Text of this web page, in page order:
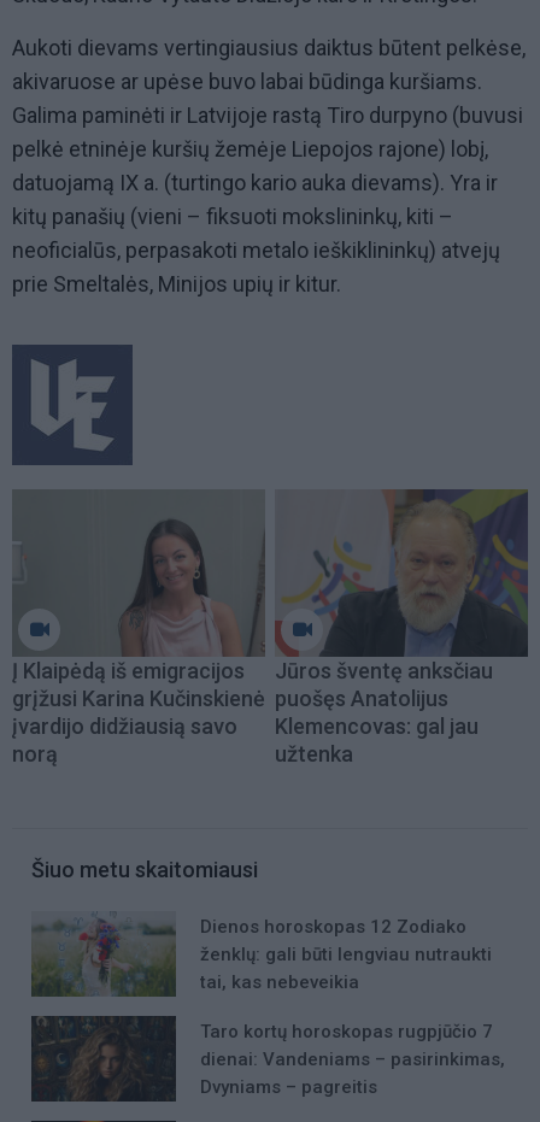
Aukoti dievams vertingiausius daiktus būtent pelkėse,
akivaruose ar upėse buvo labai būdinga kuršiams.
Galima paminėti ir Latvijoje rastą Tiro durpyno (buvusi
pelkė etninėje kuršių žemėje Liepojos rajone) lobį,
datuojamą IX a. (turtingo kario auka dievams). Yra ir
kitų panašių (vieni – fiksuoti mokslininkų, kiti –
neoficialūs, perpasakoti metalo ieškiklininkų) atvejų
prie Smeltalės, Minijos upių ir kitur.
Į Klaipėdą iš emigracijos
grįžusi Karina Kučinskienė
įvardijo didžiausią savo
norą
Jūros šventę anksčiau
puošęs Anatolijus
Klemencovas: gal jau
užtenka
Šiuo metu skaitomiausi
Dienos horoskopas 12 Zodiako
ženklų: gali būti lengviau nutraukti
tai, kas nebeveikia
Taro kortų horoskopas rugpjūčio 7
dienai: Vandeniams – pasirinkimas,
Dvyniams – pagreitis